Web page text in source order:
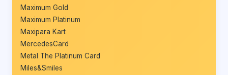
Maximum Gold
Maximum Platinum
Maxipara Kart
MercedesCard
Metal The Platinum Card
Miles&Smiles